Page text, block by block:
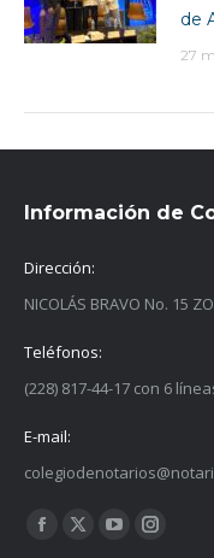
de
27
Información de
Dirección:
NICOLÁS BRAVO No. 15
Teléfonos:
(228) 817-44-17 con 6
E-mail:
Find us on:
Facebook
X YouTubeInstagram